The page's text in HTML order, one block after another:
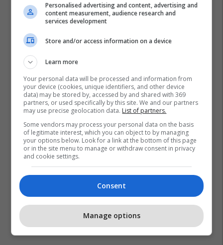
Personalised advertising and content, advertising and
content measurement, audience research and
services development
Store and/or access information on a device
Learn more
Your personal data will be processed and information from
your device (cookies, unique identifiers, and other device
data) may be stored by, accessed by and shared with 369
partners, or used specifically by this site. We and our partners
may use precise geolocation data. List of partners.
Some vendors may process your personal data on the basis
of legitimate interest, which you can object to by managing
your options below. Look for a link at the bottom of this page
or in the site menu to manage or withdraw consent in privacy
and cookie settings.
Consent
Manage options